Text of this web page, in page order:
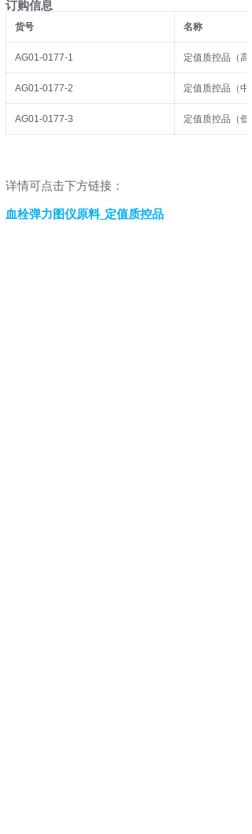
订购信息
货号 名称
AG01-0177-1 定值质控品（高
AG01-0177-2 定值质控品（中
AG01-0177-3 定值质控品（低
详情可点击下方链接：
血栓弹力图仪原料_定值质控品